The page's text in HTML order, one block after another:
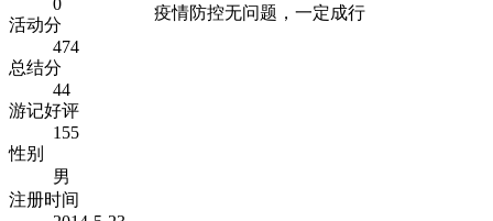
活动分
474
总结分
44
游记好评
155
性别
男
注册时间
疫情防控无问题，一定成行